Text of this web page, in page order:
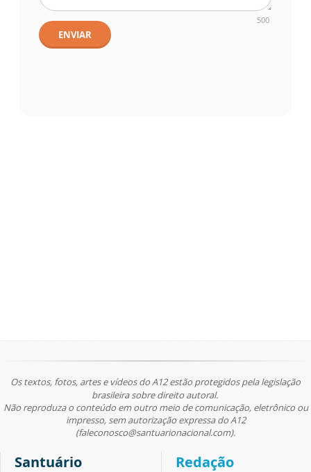
500
ENVIAR
Os textos, fotos, artes e vídeos do A12 estão protegidos pela legislação
brasileira sobre direito autoral.
Não reproduza o conteúdo em outro meio de comunicação, eletrônico ou
impresso, sem autorização expressa do A12
(faleconosco@santuarionacional.com).
Santuário Redação